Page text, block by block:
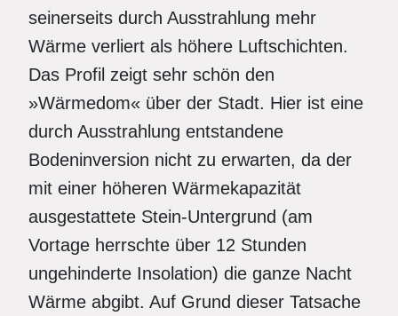
seinerseits durch Ausstrahlung mehr
Wärme verliert als höhere Luftschichten.
Das Profil zeigt sehr schön den
»Wärmedom« über der Stadt. Hier ist eine
durch Ausstrahlung entstandene
Bodeninversion nicht zu erwarten, da der
mit einer höheren Wärmekapazität
ausgestattete Stein-Untergrund (am
Vortage herrschte über 12 Stunden
ungehinderte Insolation) die ganze Nacht
Wärme abgibt. Auf Grund dieser Tatsache